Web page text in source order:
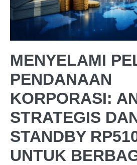
MENYELAMI
PENDANAAN
KORPORASI:
STRATEGIS
STANDBY
UNTUK